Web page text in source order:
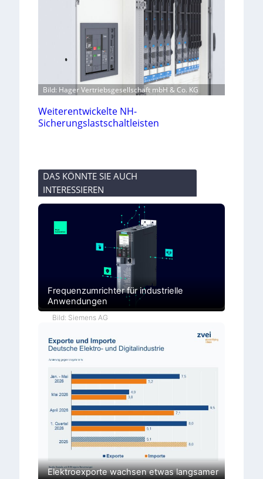
Bild: Hager Vertriebsgesellschaft mbH & Co. KG
Weiterentwickelte NH-
Sicherungslastschaltleisten
DAS KÖNNTE SIE AUCH
INTERESSIEREN
Frequenzumrichter für industrielle
Anwendungen
Bild: Siemens AG
Elektroexporte wachsen etwas langsamer